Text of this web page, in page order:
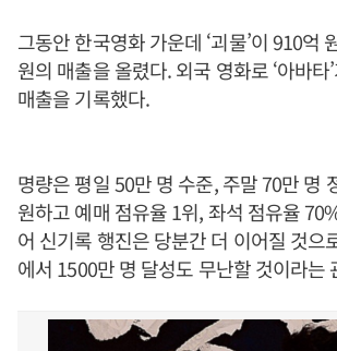
그동안 한국영화 가운데 ‘괴물’이 910억
원의 매출을 올렸다. 외국 영화로 ‘아바타
매출을 기록했다.
명량은 평일 50만 명 수준, 주말 70만 명
원하고 예매 점유율 1위, 좌석 점유율
어 신기록 행진은 당분간 더 이어질 것으
에서 1500만 명 달성도 무난할 것이라는